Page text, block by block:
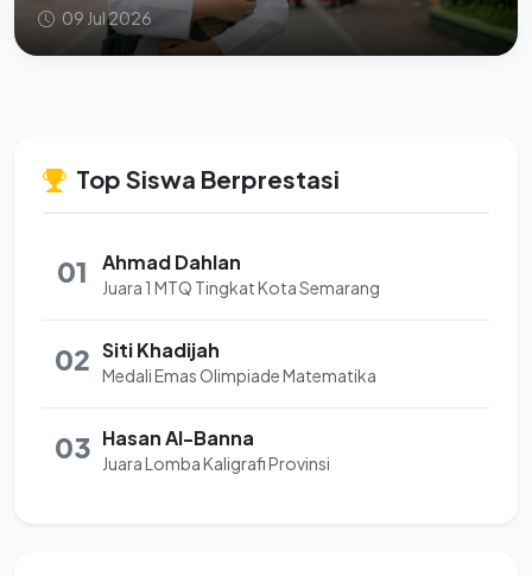
09 Jul 2026
Top Siswa Berprestasi
01 Ahmad Dahlan
Juara 1 MTQ Tingkat Kota Semarang
02 Siti Khadijah
Medali Emas Olimpiade Matematika
03 Hasan Al-Banna
Juara Lomba Kaligrafi Provinsi